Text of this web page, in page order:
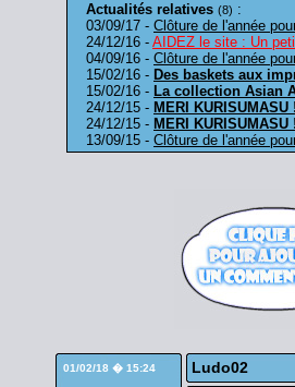
Actualités relatives (8) :
03/09/17 - Clôture de l'année
24/12/16 - AIDEZ le site : Un
04/09/16 - Clôture de l'année
15/02/16 - Des baskets aux
15/02/16 - La collection Asian
24/12/15 - MERI KURISUMASU
24/12/15 - MERI KURISUMASU
13/09/15 - Clôture de l'année
01/02/18 � 15:24 Ludo02